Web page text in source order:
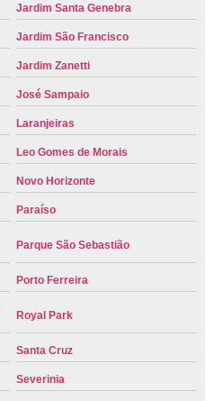
Jardim Santa Genebra
Jardim São Francisco
Jardim Zanetti
José Sampaio
Laranjeiras
Leo Gomes de Morais
Novo Horizonte
Paraíso
Parque São Sebastião
Porto Ferreira
Royal Park
Santa Cruz
Severinia